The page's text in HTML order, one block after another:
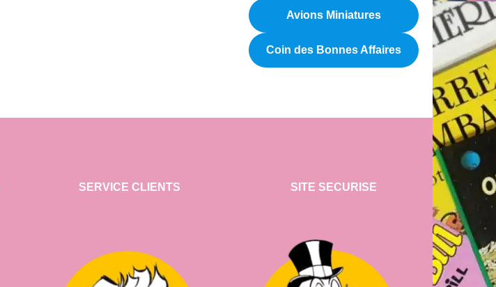
Avions Miniatures
Coin des Bonnes Affaires
SERVICE CLIENTS SITE SECURISE